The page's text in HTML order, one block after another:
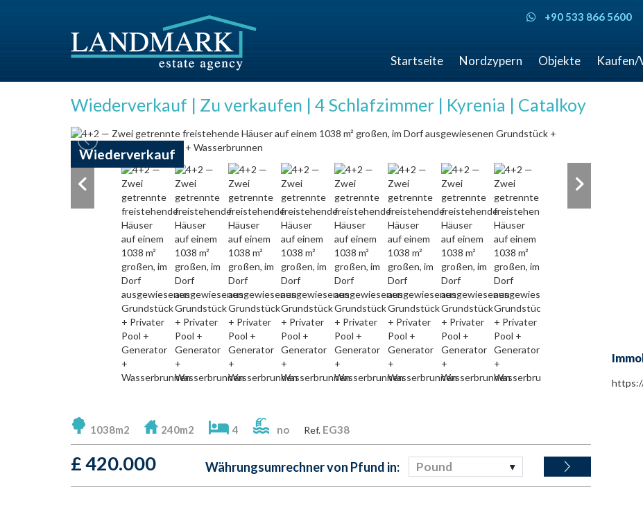
+90 533 866 5600
Startseite Nordzypern Objekte Kaufen/
Wiederverkauf | Zu verkaufen | 4 Schlafzimmer | Kyrenia | Catalkoy
Wiederverkauf
1038m2 240m2 4 no Ref. EG38
£420.000 Währungsumrechner von Pfund in: Pound